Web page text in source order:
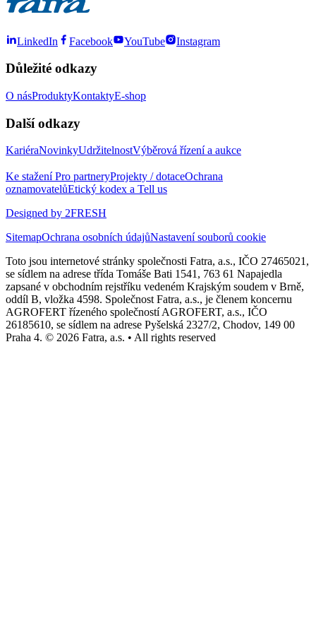
LinkedIn Facebook YouTube Instagram
Důležité odkazy
O násProduktyKontaktyE-shop
Další odkazy
KariéraNovinkyUdržitelnostVýběrová řízení a aukce
Ke staženíPro partneryProjekty / dotaceOchrana
oznamovatelůEtický kodex a Tell us
Designed by 2FRESH
SitemapOchrana osobních údajůNastavení souborů cookie
Toto jsou internetové stránky společnosti Fatra, a.s., IČO 27465021,
se sídlem na adrese třída Tomáše Bati 1541, 763 61 Napajedla
zapsané v obchodním rejstříku vedeném Krajským soudem v Brně,
oddíl B, vložka 4598. Společnost Fatra, a.s., je členem koncernu
AGROFERT řízeného společností AGROFERT, a.s., IČO
26185610, se sídlem na adrese Pyšelská 2327/2, Chodov, 149 00
Praha 4. © 2026 Fatra, a.s. • All rights reserved